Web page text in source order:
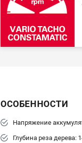
ОСОБЕННОСТИ
Напряжение
Глубина реза дерева: